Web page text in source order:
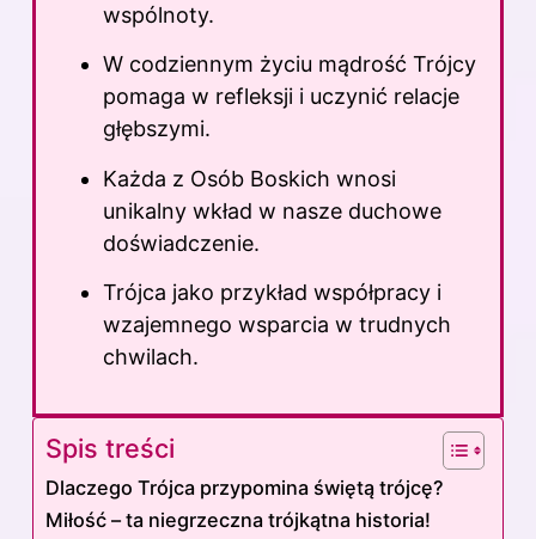
wspólnoty.
W codziennym życiu mądrość Trójcy
pomaga w refleksji i uczynić relacje
głębszymi.
Każda z Osób Boskich wnosi
unikalny wkład w nasze duchowe
doświadczenie.
Trójca jako przykład współpracy i
wzajemnego wsparcia w trudnych
chwilach.
Spis treści
Dlaczego Trójca przypomina świętą trójcę?
Miłość – ta niegrzeczna trójkątna historia!